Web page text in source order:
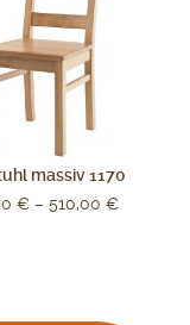
massiv 1170
€ – 510,00€